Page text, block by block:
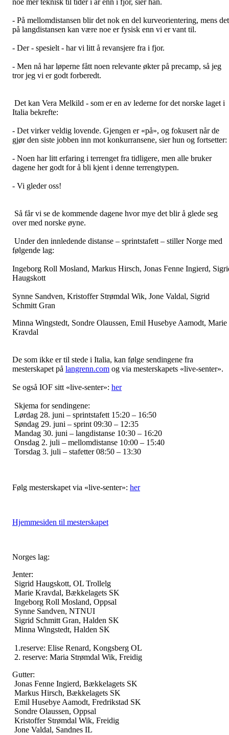
noe mer teknisk til tider i år enn i fjor, sier han.
- På mellomdistansen blir det nok en del kurveorientering, mens det
på langdistansen kan være noe er fysisk enn vi er vant til.
- Der - spesielt - har vi litt å revansjere fra i fjor.
- Men nå har løperne fått noen relevante økter på precamp, så jeg
tror jeg vi er godt forberedt.
Det kan Vera Melkild - som er en av lederne for det norske laget i
Italia bekrefte:
- Det virker veldig lovende. Gjengen er «på», og fokusert når de
gjør den siste jobben inn mot konkurransene, sier hun og fortsetter:
- Noen har litt erfaring i terrenget fra tidligere, men alle bruker
dagene her godt for å bli kjent i denne terrengtypen.
- Vi gleder oss!
Så får vi se de kommende dagene hvor mye det blir å glede seg
over med norske øyne.
Under den innledende distanse – sprintstafett – stiller Norge med
følgende lag:
Ingeborg Roll Mosland, Markus Hirsch, Jonas Fenne Ingierd,
Haugskott
Synne Sandven, Kristoffer Strømdal Wik, Jone Valdal, Sigrid
Schmitt Gran
Minna Wingstedt, Sondre Olaussen, Emil Husebye Aamodt, Marie
Kravdal
De som ikke er til stede i Italia, kan følge sendingene fra
mesterskapet på langrenn.com og via mesterskapets «live-senter».
Se også IOF sitt «live-senter»: her
Skjema for sendingene:
Lørdag 28. juni – sprintstafett 15:20 – 16:50
Søndag 29. juni – sprint 09:30 – 12:35
Mandag 30. juni – langdistanse 10:30 – 16:20
Onsdag 2. juli – mellomdistanse 10:00 – 15:40
Torsdag 3. juli – stafetter 08:50 – 13:30
Følg mesterskapet via «live-senter»: her
Hjemmesiden til mesterskapet
Norges lag:
Jenter:
Sigrid Haugskott, OL Trollelg
Marie Kravdal, Bækkelagets SK
Ingeborg Roll Mosland, Oppsal
Synne Sandven, NTNUI
Sigrid Schmitt Gran, Halden SK
Minna Wingstedt, Halden SK
1.reserve: Elise Renard, Kongsberg OL
2. reserve: Maria Strømdal Wik, Freidig
Gutter:
Jonas Fenne Ingierd, Bækkelagets SK
Markus Hirsch, Bækkelagets SK
Emil Husebye Aamodt, Fredrikstad SK
Sondre Olaussen, Oppsal
Kristoffer Strømdal Wik, Freidig
Jone Valdal, Sandnes IL